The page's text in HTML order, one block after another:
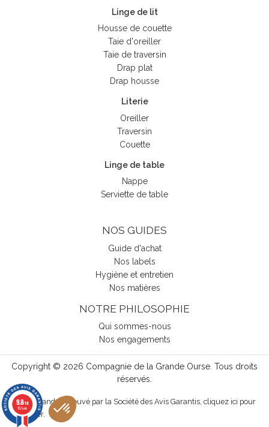
Linge de lit
Housse de couette
Taie d'oreiller
Taie de traversin
Drap plat
Drap housse
Literie
Oreiller
Traversin
Couette
Linge de table
Nappe
Serviette de table
NOS GUIDES
Guide d'achat
Nos labels
Hygiène et entretien
Nos matières
NOTRE PHILOSOPHIE
Qui sommes-nous
Nos engagements
Copyright © 2026 Compagnie de la Grande Ourse. Tous droits
réservés.
Marchand approuvé par la Société des Avis Garantis, cliquez ici pour
vérifier.
9.8/10
157 avis